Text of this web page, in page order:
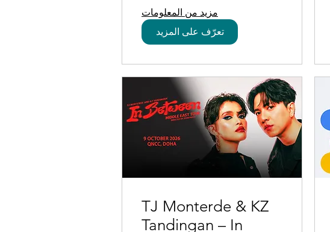
مزيد من المعلومات
تعرّف على المزيد
TJ Monterde & KZ
Tandingan – In